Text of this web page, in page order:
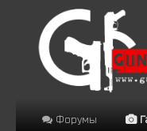
Форумы